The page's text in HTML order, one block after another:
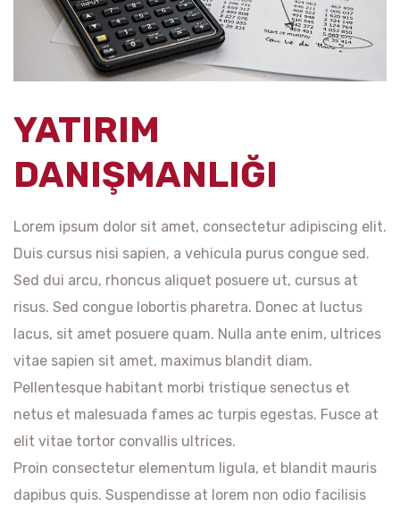
YATIRIM
DANIŞMANLIĞI
Lorem ipsum dolor sit amet, consectetur adipiscing elit.
Duis cursus nisi sapien, a vehicula purus congue sed.
Sed dui arcu, rhoncus aliquet posuere ut, cursus at
risus. Sed congue lobortis pharetra. Donec at luctus
lacus, sit amet posuere quam. Nulla ante enim, ultrices
vitae sapien sit amet, maximus blandit diam.
Pellentesque habitant morbi tristique senectus et
netus et malesuada fames ac turpis egestas. Fusce at
elit vitae tortor convallis ultrices.
Proin consectetur elementum ligula, et blandit mauris
dapibus quis. Suspendisse at lorem non odio facilisis